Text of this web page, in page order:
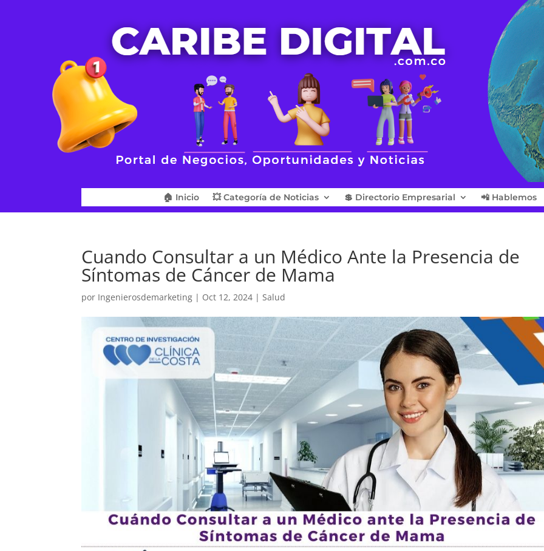
🏠 Inicio 💥 Categoría de Noticias 💲 Directorio Empresarial 📲 Hablemos
Cuando Consultar a un Médico Ante la Presencia de
Síntomas de Cáncer de Mama
por Ingenierosdemarketing | Oct 12, 2024 |Salud